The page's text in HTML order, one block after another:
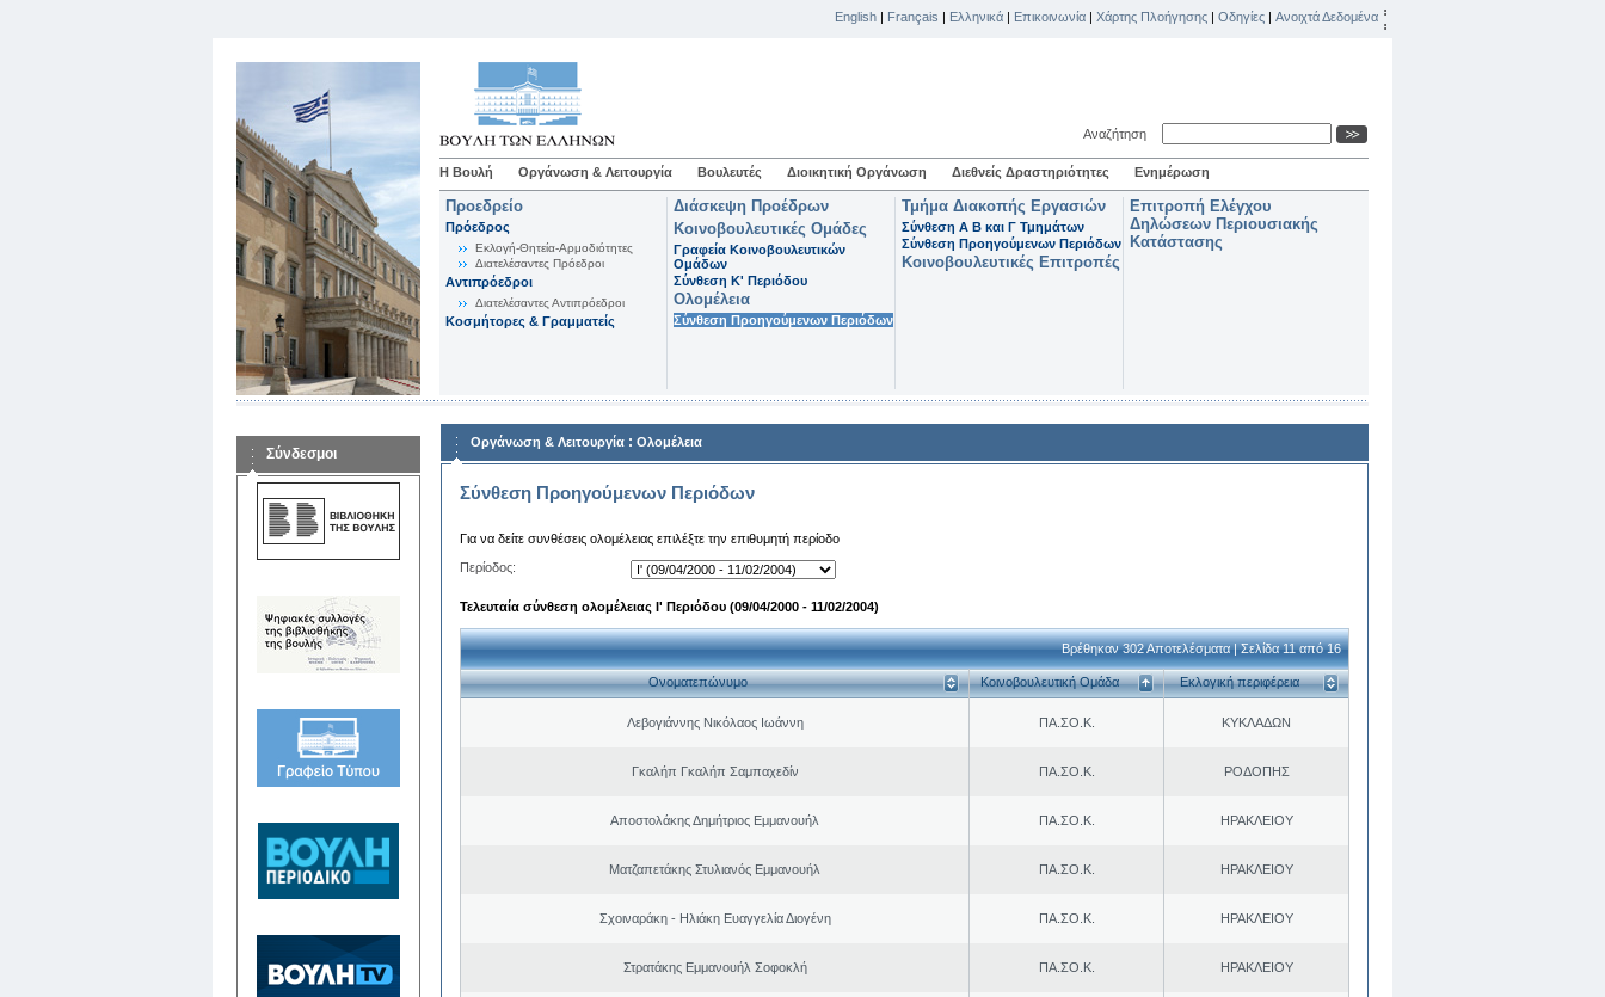
English | Français | Ελληνικά | Επικοινωνία | Χάρτης Πλοήγησης | Οδηγίες | Ανοιχτά Δεδομένα
Αναζήτηση
Η Βουλή Οργάνωση & Λειτουργία Βουλευτές Διοικητική Οργάνωση Διεθνείς Δραστηριότητες Ενημέρωση
Προεδρείο
Πρόεδρος
Εκλογή-Θητεία-Αρμοδιότητες
Διατελέσαντες Πρόεδροι
Αντιπρόεδροι
Διατελέσαντες Αντιπρόεδροι
Κοσμήτορες & Γραμματείς
Διάσκεψη Προέδρων
Κοινοβουλευτικές Ομάδες
Γραφεία Κοινοβουλευτικών
Ομάδων
Σύνθεση K' Περιόδου
Ολομέλεια
Σύνθεση Προηγούμενων Περιόδων
Τμήμα Διακοπής Εργασιών
Σύνθεση Α Β και Γ Τμημάτων
Σύνθεση Προηγούμενων Περιόδων
Κοινοβουλευτικές Επιτροπές
Επιτροπή Ελέγχου
Δηλώσεων Περιουσιακής
Κατάστασης
Σύνδεσμοι
Οργάνωση & Λειτουργία : Ολομέλεια
Σύνθεση Προηγούμενων Περιόδων
Για να δείτε συνθέσεις ολομέλειας επιλέξτε την επιθυμητή περίοδο
Περίοδος:
Τελευταία σύνθεση ολομέλειας Ι' Περιόδου (09/04/2000 - 11/02/2004)
Βρέθηκαν 302 Αποτελέσματα | Σελίδα 11 από 16
Ονοματεπώνυμο Κοινοβουλευτική Ομάδα Εκλογική περιφέρεια
Λεβογιάννης Νικόλαος Ιωάννη ΠΑ.ΣΟ.Κ. ΚΥΚΛΑΔΩΝ
Γκαλήπ Γκαλήπ Σαμπαχεδίν ΠΑ.ΣΟ.Κ. ΡΟΔΟΠΗΣ
Αποστολάκης Δημήτριος Εμμανουήλ ΠΑ.ΣΟ.Κ. ΗΡΑΚΛΕΙΟΥ
Ματζαπετάκης Στυλιανός Εμμανουήλ ΠΑ.ΣΟ.Κ. ΗΡΑΚΛΕΙΟΥ
Σχοιναράκη - Ηλιάκη Ευαγγελία Διογένη ΠΑ.ΣΟ.Κ. ΗΡΑΚΛΕΙΟΥ
Στρατάκης Εμμανουήλ Σοφοκλή ΠΑ.ΣΟ.Κ. ΗΡΑΚΛΕΙΟΥ